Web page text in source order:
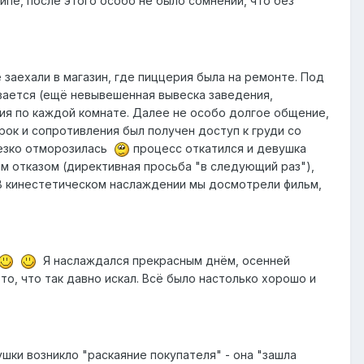
в магазин, где пиццерия была на ремонте. Под
(ещё невывешенная вывеска заведения,
по каждой комнате. Далее не особо долгое общение,
и сопротивления был получен доступ к груди со
отморозилась
процесс откатился и девушка
отказом (директивная просьба "в следующий раз"),
наслаждении мы досмотрели фильм,
Я наслаждался прекрасным днём, осенней
что так давно искал. Всё было настолько хорошо и
возникло "раскаяние покупателя" - она "зашла